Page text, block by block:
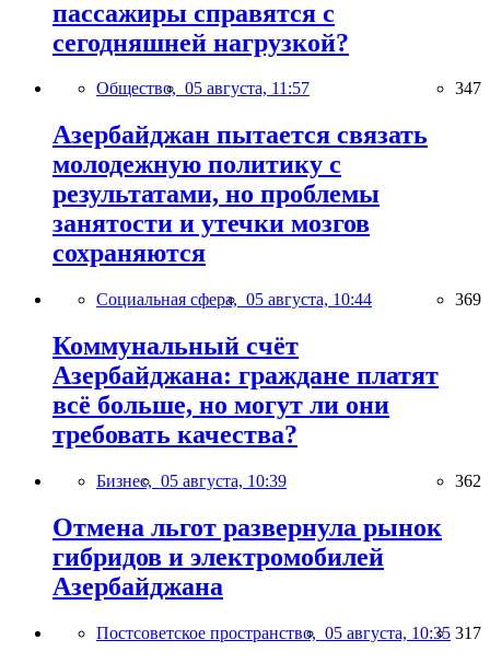
пассажиры справятся с
сегодняшней нагрузкой?
Общество, 05 августа, 11:57 347
Азербайджан пытается связать
молодежную политику с
результатами, но проблемы
занятости и утечки мозгов
сохраняются
Социальная сфера, 05 августа, 10:44 369
Коммунальный счёт
Азербайджана: граждане платят
всё больше, но могут ли они
требовать качества?
Бизнес, 05 августа, 10:39 362
Отмена льгот развернула рынок
гибридов и электромобилей
Азербайджана
Постсоветское пространство, 05 августа, 10:35 317